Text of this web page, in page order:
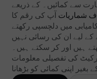
سے کمائیں۔ کے ذریعے
شماریات آپ کی رقم کا
میں دلچسپی رکھتے
کے لیے ان کی رسائی نہیں
ہیں اور کر سکتے ہیں۔
کی تفصیلی معلومات
بغیر اپنی کمائی کو بڑھانا